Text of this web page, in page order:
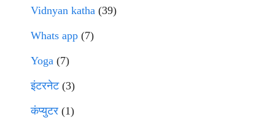
Vidnyan katha (39)
Whats app (7)
Yoga (7)
इंटरनेट(3)
कंप्युटर (1)